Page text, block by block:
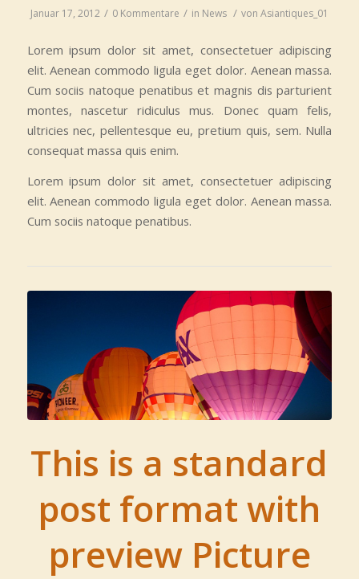
Januar 17, 2012 / 0 Kommentare / in News / von Asiantiques_01
Lorem ipsum dolor sit amet, consectetuer adipiscing
elit. Aenean commodo ligula eget dolor. Aenean massa.
Cum sociis natoque penatibus et magnis dis parturient
montes, nascetur ridiculus mus. Donec quam felis,
ultricies nec, pellentesque eu, pretium quis, sem. Nulla
consequat massa quis enim.
Lorem ipsum dolor sit amet, consectetuer adipiscing
elit. Aenean commodo ligula eget dolor. Aenean massa.
Cum sociis natoque penatibus.
This is a standard
post format with
preview Picture